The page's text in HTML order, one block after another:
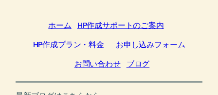
ホーム
HP作成サポートのご案内
HP作成プラン・料金
お申し込みフォーム
お問い合わせ
ブログ